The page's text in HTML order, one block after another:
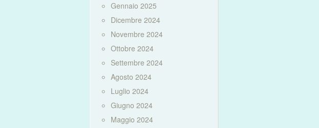
Gennaio 2025
Dicembre 2024
Novembre 2024
Ottobre 2024
Settembre 2024
Agosto 2024
Luglio 2024
Giugno 2024
Maggio 2024